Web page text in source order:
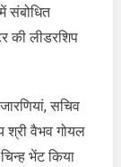
संबोधित
की लीडरशिप
सचिव
श्री वैभव गोयल
भेंट किया